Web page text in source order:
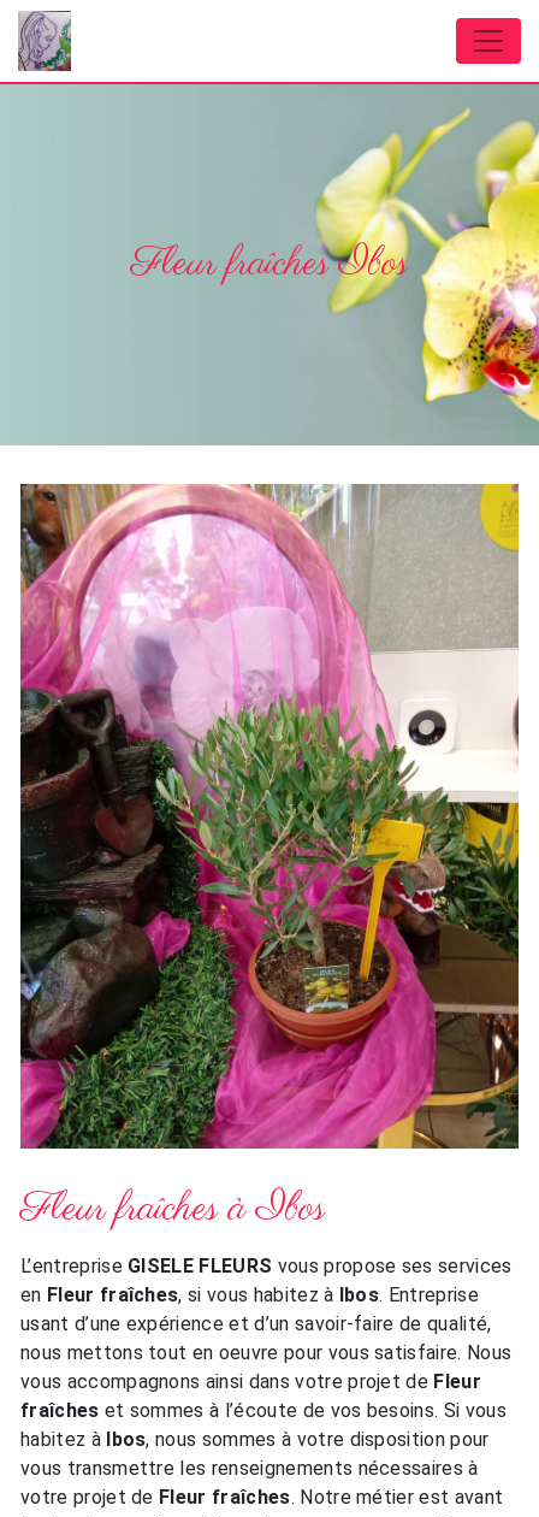
Panneau de gestion des cookies
Fleur fraîches Ibos
Fleur fraîches à Ibos
L’entreprise GISELE FLEURS vous propose ses services
en Fleur fraîches, si vous habitez à Ibos. Entreprise
usant d’une expérience et d’un savoir-faire de qualité,
nous mettons tout en oeuvre pour vous satisfaire. Nous
vous accompagnons ainsi dans votre projet de Fleur
fraîches et sommes à l’écoute de vos besoins. Si vous
habitez à Ibos, nous sommes à votre disposition pour
vous transmettre les renseignements nécessaires à
votre projet de Fleur fraîches. Notre métier est avant